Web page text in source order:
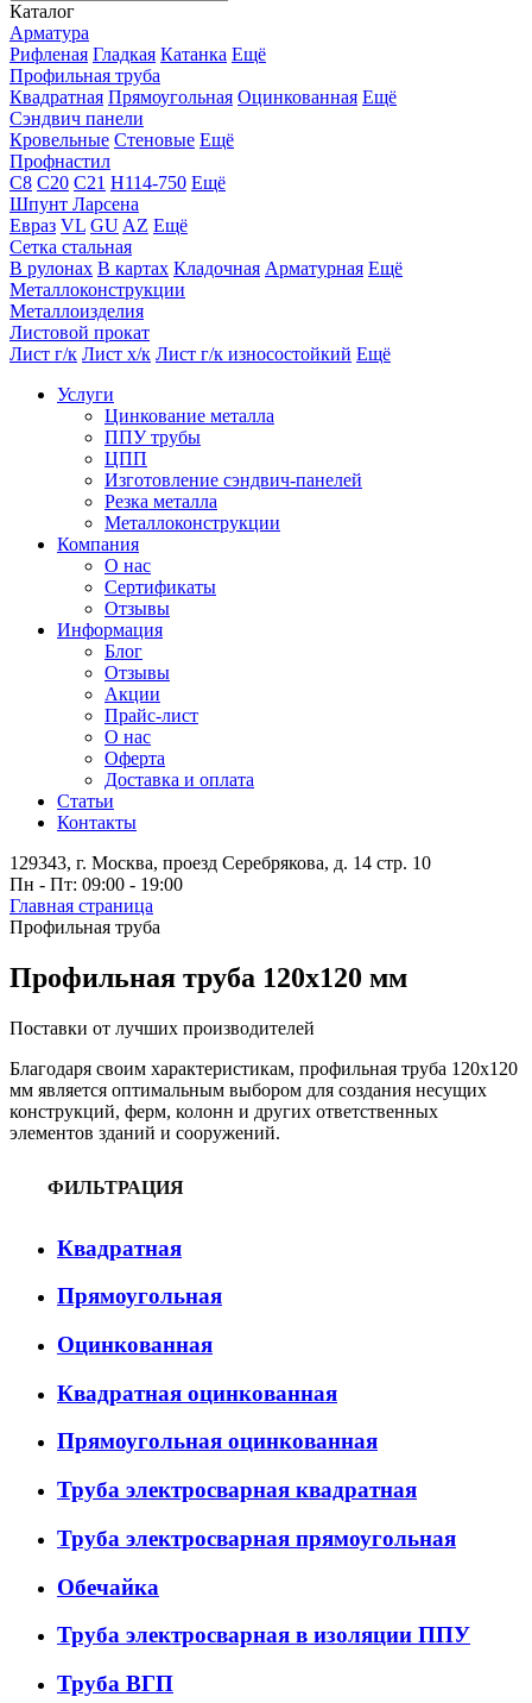
Каталог
Арматура
Рифленая Гладкая Катанка Ещё
Профильная труба
Квадратная Прямоугольная Оцинкованная Ещё
Сэндвич панели
Кровельные Стеновые Ещё
Профнастил
С8 С20 С21 Н114-750 Ещё
Шпунт Ларсена
Евраз VL GU AZ Ещё
Сетка стальная
В рулонах В картах Кладочная Арматурная Ещё
Металлоконструкции
Металлоизделия
Листовой прокат
Лист г/к Лист х/к Лист г/к износостойкий Ещё
Услуги
Цинкование металла
ППУ трубы
ЦПП
Изготовление сэндвич-панелей
Резка металла
Металлоконструкции
Компания
О нас
Сертификаты
Отзывы
Информация
Блог
Отзывы
Акции
Прайс-лист
О нас
Оферта
Доставка и оплата
Статьи
Контакты
129343, г. Москва, проезд Серебрякова, д. 14 стр. 10
Пн - Пт: 09:00 - 19:00
Главная страница
Профильная труба
Профильная труба 120х120 мм
Поставки от лучших производителей
Благодаря своим характеристикам, профильная труба 120х120
мм является оптимальным выбором для создания несущих
конструкций, ферм, колонн и других ответственных
элементов зданий и сооружений.
ФИЛЬТРАЦИЯ
Квадратная
Прямоугольная
Оцинкованная
Квадратная оцинкованная
Прямоугольная оцинкованная
Труба электросварная квадратная
Труба электросварная прямоугольная
Обечайка
Труба электросварная в изоляции ППУ
Труба ВГП